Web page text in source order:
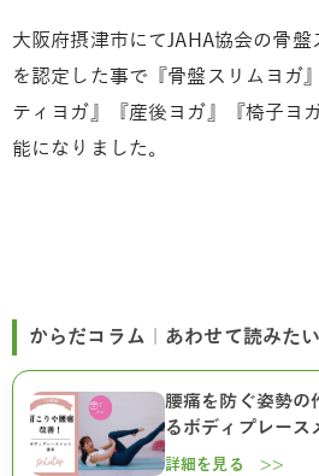
大阪府摂津市にてJAHA協会の骨
を認定した事で『骨盤スリムヨガ
ティヨガ』『産後ヨガ』『椅子ヨ
能になりました。
からだコラム｜あわせて読みたい
腰痛を防ぐ姿勢の
るボディプレー
詳細を見る >>